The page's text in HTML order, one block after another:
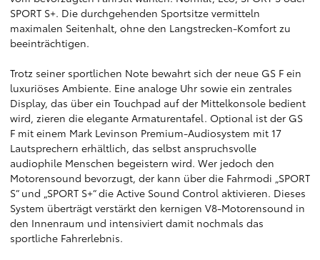
SPORT S+. Die durchgehenden Sportsitze vermitteln
maximalen Seitenhalt, ohne den Langstrecken-Komfort zu
beeinträchtigen.
Trotz seiner sportlichen Note bewahrt sich der neue GS F ein
luxuriöses Ambiente. Eine analoge Uhr sowie ein zentrales
Display, das über ein Touchpad auf der Mittelkonsole bedient
wird, zieren die elegante Armaturentafel. Optional ist der GS
F mit einem Mark Levinson Premium-Audiosystem mit 17
Lautsprechern erhältlich, das selbst anspruchsvolle
audiophile Menschen begeistern wird. Wer jedoch den
Motorensound bevorzugt, der kann über die Fahrmodi „SPORT
S“ und „SPORT S+“ die Active Sound Control aktivieren. Dieses
System überträgt verstärkt den kernigen V8-Motorensound in
den Innenraum und intensiviert damit nochmals das
sportliche Fahrerlebnis.